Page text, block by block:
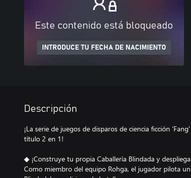
Este contenido está bloqueado
INTRODUCE TU FECHA DE NACIMIENTO
Descripción
¡La serie de juegos de disparos de ciencia ficción
título 2 en 1!
◆ ¡Construye tu propia Caballería Blindada y
Como miembro del equipo Rohga, el jugador pilota